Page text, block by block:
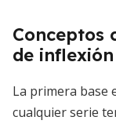
Conceptos
de inflexión
La primera base
cualquier serie